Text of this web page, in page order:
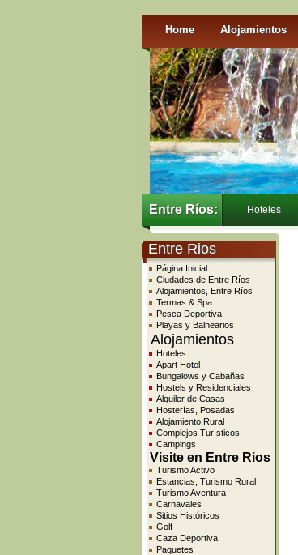
Home Alojamientos
Entre Ríos: Hoteles
Entre Rios
Página Inicial
Ciudades de Entre Ríos
Alojamientos, Entre Ríos
Termas & Spa
Pesca Deportiva
Playas y Balnearios
Alojamientos
Hoteles
Apart Hotel
Bungalows y Cabañas
Hostels y Residenciales
Alquiler de Casas
Hosterías, Posadas
Alojamiento Rural
Complejos Turísticos
Campings
Visite en Entre Rios
Turismo Activo
Estancias, Turismo Rural
Turismo Aventura
Carnavales
Sitios Históricos
Golf
Caza Deportiva
Paquetes